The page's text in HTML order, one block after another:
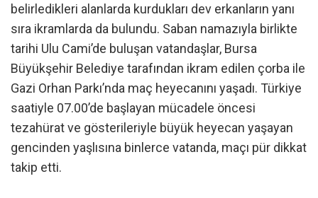
belirledikleri alanlarda kurdukları dev erkanların yanı
sıra ikramlarda da bulundu. Saban namazıyla birlikte
tarihi Ulu Cami’de buluşan vatandaşlar, Bursa
Büyükşehir Belediye tarafından ikram edilen çorba ile
Gazi Orhan Parkı’nda maç heyecanını yaşadı. Türkiye
saatiyle 07.00’de başlayan mücadele öncesi
tezahürat ve gösterileriyle büyük heyecan yaşayan
gencinden yaşlısına binlerce vatanda, maçı pür dikkat
takip etti.